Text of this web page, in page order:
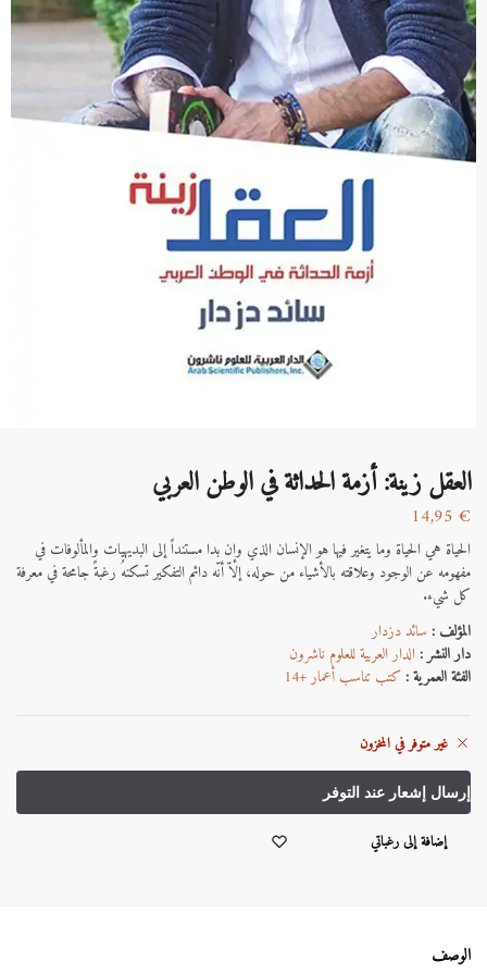
العقل زينة: أزمة الحداثة في الوطن العربي
14,95 €
الحياة هي الحياة وما يتغير فيها هو الإنسان الذي وإن بدا مستنداً إلى البديهيات والمألوفات في
مفهومه عن الوجود وعلاقته بالأشياء من حوله، إلاّ أنّه دائم التفكير تسكنهُ رغبةً جامحة في معرفة
كل شيء.
المؤلف : سائد دزدار
دار النشر :الدار العربية للعلوم ناشرون
الفئة العمرية :كتب تناسب أعمار +14
غير متوفر في المخزون
إضافة إلى رغباتي
الوصف